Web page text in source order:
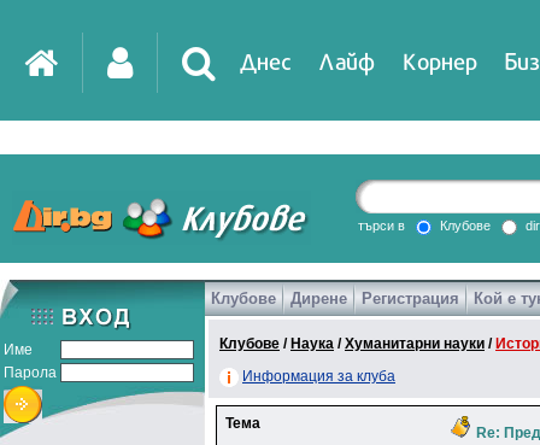
Днес Лайф Корнер
DirTV Impressio
Games
търси в Клубове
Име
Парола
Клубове Дирене Регистрация Кой е
Клубове / Наука /Хуманитарни науки /
Информация за клуба
Тема
Re: